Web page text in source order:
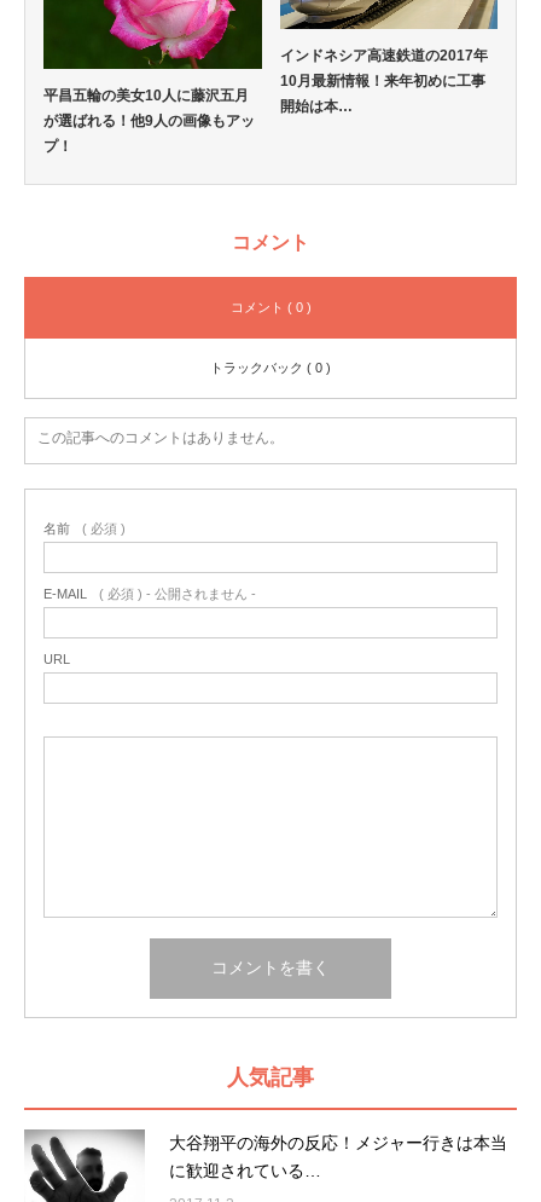
平昌五輪の美女10人に藤沢五月
が選ばれる！他9人の画像もアッ
プ！
インドネシア高速鉄道の2017年
10月最新情報！来年初めに工事
開始は本…
コメント
コメント ( 0 )
トラックバック ( 0 )
この記事へのコメントはありません。
名前 ( 必須 )
E-MAIL ( 必須 ) - 公開されません -
URL
人気記事
大谷翔平の海外の反応！メジャー行きは本当
に歓迎されている…